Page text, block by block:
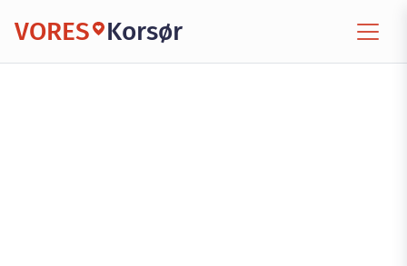
VORES Korsør